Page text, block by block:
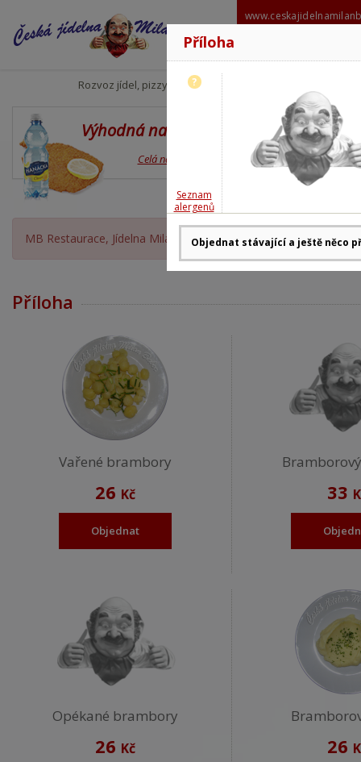
Rozvoz jídel, pizzy
606
Výhodná nabídka
Celá nabídka
MB Restaurace, Jídelna Milan Babor OTEVŘENA, rozvoz
Příloha
Vařené brambory
26 Kč
Objednat
33
Opékané brambory
26 Kč 26
Příloha
?
Seznam
alergenů